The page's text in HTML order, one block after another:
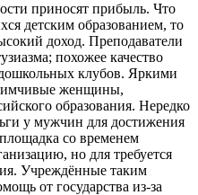
приносят прибыль. Что
детским образованием, то
доход. Преподаватели
похожее качество
клубов. Яркими
женщины,
образования. Нередко
у мужчин для достижения
со временем
но для требуется
Учреждённые таким
от государства из-за